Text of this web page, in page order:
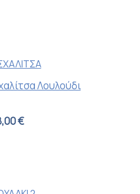
Λουλούδι
€